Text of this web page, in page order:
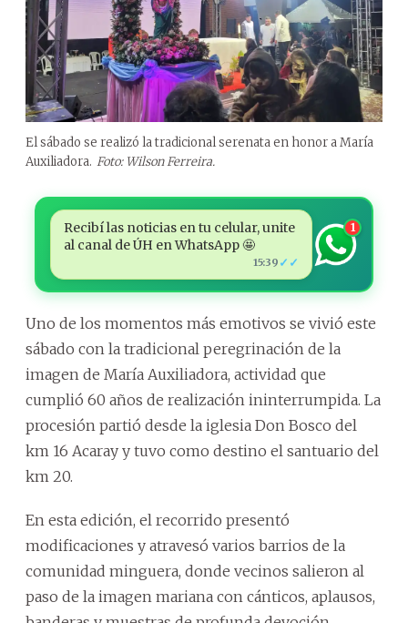
El sábado se realizó la tradicional serenata en honor a María
Auxiliadora. Foto: Wilson Ferreira.
Recibí las noticias en tu celular, unite
al canal de ÚH en WhatsApp 🤩
15:39 ✓✓
1
Uno de los momentos más emotivos se vivió este
sábado con la tradicional peregrinación de la
imagen de María Auxiliadora, actividad que
cumplió 60 años de realización ininterrumpida. La
procesión partió desde la iglesia Don Bosco del
km 16 Acaray y tuvo como destino el santuario del
km 20.
En esta edición, el recorrido presentó
modificaciones y atravesó varios barrios de la
comunidad minguera, donde vecinos salieron al
paso de la imagen mariana con cánticos, aplausos,